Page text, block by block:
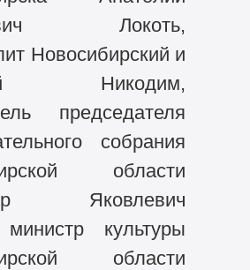
Локоть,
Новосибирский и
Никодим,
председателя
собрания
области
Яковлевич
культуры
области